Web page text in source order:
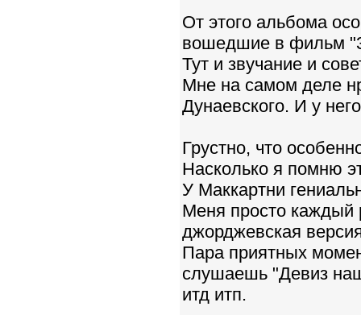
От этого альбома
вошедшие в фильм
Тут и звучание и
Мне на самом деле
Дунаевского. И у
Грустно, что
Насколько я помню
У Маккартни
Меня просто каждый
джорджевская
Пара приятных
слушаешь "Девиз
итд итп.